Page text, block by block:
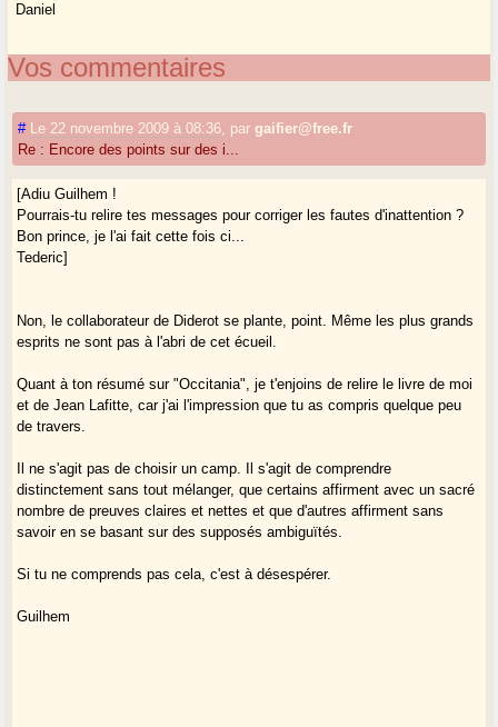
Daniel
Vos commentaires
# Le 22 novembre 2009 à 08:36 pargaifier@free.fr
Re : Encore des points sur des i...
[Adiu Guilhem !
Pourrais-tu relire tes messages pour corriger les fautes d'inattention ?
Bon prince, je l'ai fait cette fois ci...
Tederic]
Non, le collaborateur de Diderot se plante, point. Même les plus grands
esprits ne sont pas à l'abri de cet écueil.
Quant à ton résumé sur "Occitania", je t'enjoins de relire le livre de moi
et de Jean Lafitte, car j'ai l'impression que tu as compris quelque peu
de travers.
Il ne s'agit pas de choisir un camp. Il s'agit de comprendre
distinctement sans tout mélanger, que certains affirment avec un sacré
nombre de preuves claires et nettes et que d'autres affirment sans
savoir en se basant sur des supposés ambiguïtés.
Si tu ne comprends pas cela, c'est à désespérer.
Guilhem